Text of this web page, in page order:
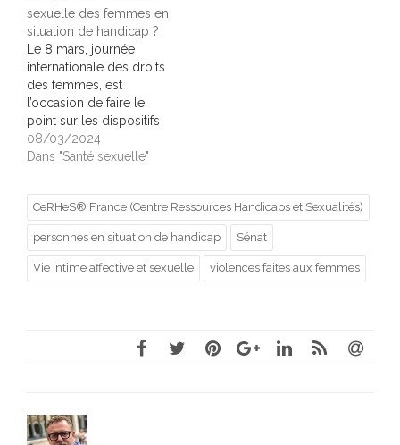
sexuelle des femmes en
situation de handicap ?
Le 8 mars, journée
internationale des droits
des femmes, est
l’occasion de faire le
point sur les dispositifs
et les avancées
permettant de mieux
besoins et les attentes
des femmes en situation
de handicap. C’est
également l’occasion de
continuer à s’interroger
sur la situation des
08/03/2024
Dans "Santé sexuelle"
CeRHeS® France (Centre Ressources Handicaps et Sexualités)
personnes en situation de handicap Sénat
Vie intime affective et sexuelle violences faites aux femmes